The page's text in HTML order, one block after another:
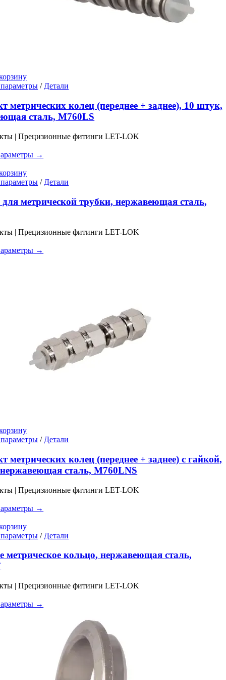
Этот
имеет
несколько
вариаций.
можно
на
/ Детали
метрических колец (переднее + заднее), 10 штук,
сталь, M760LS
| Прецизионные фитинги LET-LOK
→
Этот
имеет
несколько
можно
на
/ Детали
для метрической трубки, нержавеющая сталь,
| Прецизионные фитинги LET-LOK
→
Этот
имеет
несколько
вариаций.
можно
на
/ Детали
метрических колец (переднее + заднее) с гайкой,
сталь, M760LNS
| Прецизионные фитинги LET-LOK
→
Этот
имеет
можно
на
/ Детали
метрическое кольцо, нержавеющая сталь,
| Прецизионные фитинги LET-LOK
→